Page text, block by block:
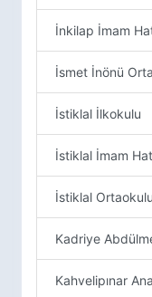
İnkilap İmam
İsmet İnönü
İstiklal İlkokulu
İstiklal İmam
İstiklal Ortaokulu
Kadriye
Kahvelipınar